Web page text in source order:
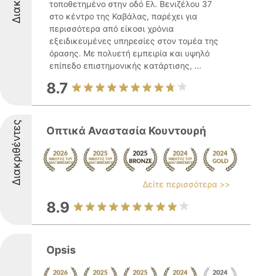
τοποθετημένο στην οδό Ελ. Βενιζέλου 37
στο κέντρο της Καβάλας, παρέχει για
περισσότερα από είκοσι χρόνια
εξειδικευμένες υπηρεσίες στον τομέα της
όρασης. Με πολυετή εμπειρία και υψηλό
επίπεδο επιστημονικής κατάρτισης, ...
8.7
Διακριθέντες Οπτικά Αναστασία Κουντουρή
Δείτε περισσότερα >>
8.9
Opsis